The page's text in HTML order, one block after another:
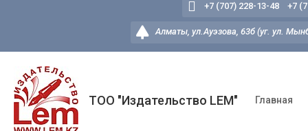
Алматы, ул.Ауэзова, 63б (уг. ул.
+7 (707) 228-13-48 +7
ТОО "Издательство LEM" Главная